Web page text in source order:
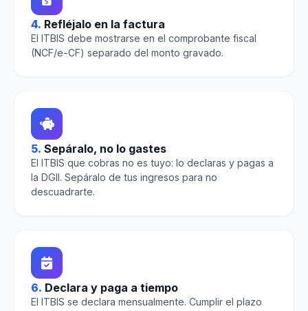
4. Refléjalo en la factura
El ITBIS debe mostrarse en el comprobante fiscal
(NCF/e-CF) separado del monto gravado.
5. Sepáralo, no lo gastes
El ITBIS que cobras no es tuyo: lo declaras y pagas a
la DGII. Sepáralo de tus ingresos para no
descuadrarte.
6. Declara y paga a tiempo
El ITBIS se declara mensualmente. Cumplir el plazo